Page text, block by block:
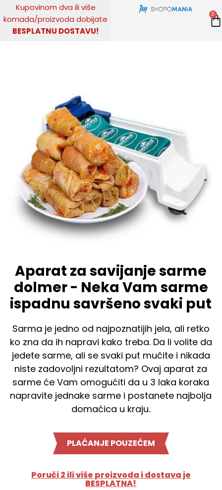
Pređi
na
sadržaj
Kupovinom dva ili više
komada/proizvoda dobijate
BESPLATNU DOSTAVU!
0
Aparat za savijanje sarme
dolmer - Neka Vam sarme
ispadnu savršeno svaki put
Sarma je jedno od najpoznatijih jela, ali retko
ko zna da ih napravi kako treba. Da li volite da
jedete sarme, ali se svaki put mučite i nikada
niste zadovoljni rezultatom? Ovaj aparat za
sarme će Vam omogućiti da u 3 laka koraka
napravite jednake sarme i postanete najbolja
domaćica u kraju.
PLAĆANJE POUZEĆEM
Poruči 2 ili više proizvoda i dostava je
BESPLATNA!